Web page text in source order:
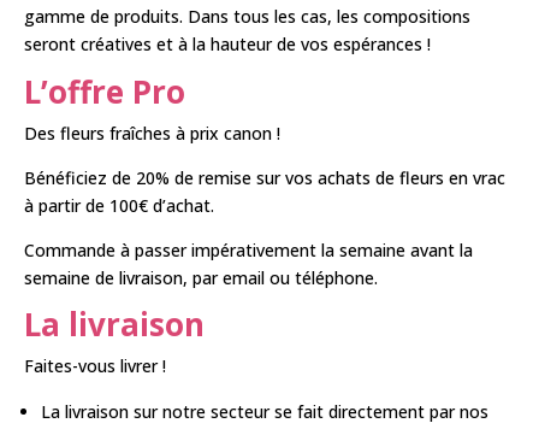
gamme de produits. Dans tous les cas, les compositions
seront créatives et à la hauteur de vos espérances !
L’offre Pro
Des fleurs fraîches à prix canon !
Bénéficiez de 20% de remise sur vos achats de fleurs en vrac
à partir de 100€ d’achat.
Commande à passer impérativement la semaine avant la
semaine de livraison, par email ou téléphone.
La livraison
Faites-vous livrer !
La livraison sur notre secteur se fait directement par nos